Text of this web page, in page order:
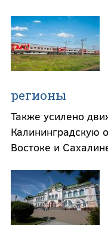
регионы
Также усилено
Калининградскую
Востоке и